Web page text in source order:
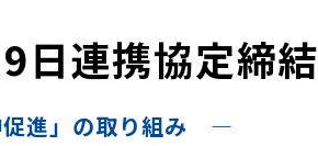
日連携協定締結
促進」の取り組み ―